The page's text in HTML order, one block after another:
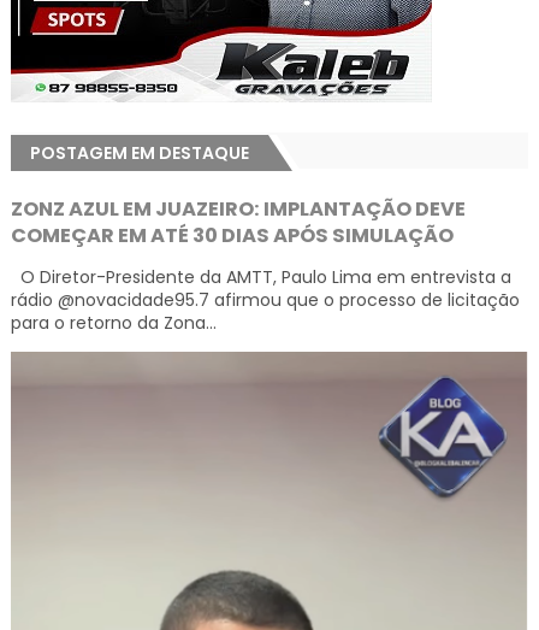
POSTAGEM EM DESTAQUE
ZONZ AZUL EM JUAZEIRO: IMPLANTAÇÃO DEVE
COMEÇAR EM ATÉ 30 DIAS APÓS SIMULAÇÃO
O Diretor-Presidente da AMTT, Paulo Lima em entrevista a
rádio @novacidade95.7 afirmou que o processo de licitação
para o retorno da Zona...